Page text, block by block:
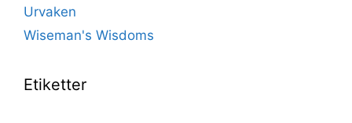
Urvaken
Wiseman's Wisdoms
Etiketter